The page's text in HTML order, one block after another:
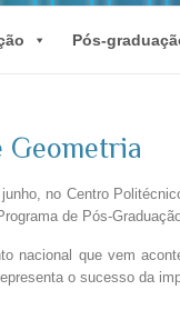
Pós-
Geometria
no Centro
de Pós-
nacional que vem
o sucesso da